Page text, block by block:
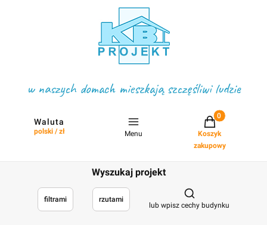
w naszych domach mieszkają szczęśliwi ludzie
Waluta
polski / zł Menu
Projekty w
Koszyk
zakupowy
Wyszukaj projekt
filtrami rzutami
Otwórz
lub wpisz cechy budynku